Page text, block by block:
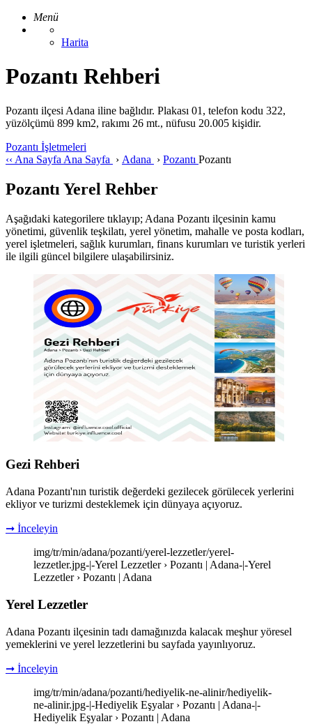
Menü
Harita
Pozantı Rehberi
Pozantı ilçesi Adana iline bağlıdır. Plakası 01, telefon kodu 322,
yüzölçümü 899 km2, rakımı 26 mt., nüfusu 20.005 kişidir.
Pozantı İşletmeleri
‹‹ Ana Sayfa Ana Sayfa › Adana › Pozantı Pozantı
Pozantı Yerel Rehber
Aşağıdaki kategorilere tıklayıp; Adana Pozantı ilçesinin kamu
yönetimi, güvenlik teşkilatı, yerel yönetim, mahalle ve posta kodları,
yerel işletmeleri, sağlık kurumları, finans kurumları ve turistik yerleri
ile ilgili güncel bilgilere ulaşabilirsiniz.
Gezi Rehberi
Adana Pozantı'nın turistik değerdeki gezilecek görülecek yerlerini
ekliyor ve turizmi desteklemek için dünyaya açıyoruz.
➞ İnceleyin
img/tr/min/adana/pozanti/yerel-lezzetler/yerel-
lezzetler.jpg-|-Yerel Lezzetler › Pozantı | Adana-|-Yerel
Lezzetler › Pozantı | Adana
Yerel Lezzetler
Adana Pozantı ilçesinin tadı damağınızda kalacak meşhur yöresel
yemeklerini ve yerel lezzetlerini bu sayfada yayınlıyoruz.
➞ İnceleyin
img/tr/min/adana/pozanti/hediyelik-ne-alinir/hediyelik-
ne-alinir.jpg-|-Hediyelik Eşyalar › Pozantı | Adana-|-
Hediyelik Eşyalar › Pozantı | Adana